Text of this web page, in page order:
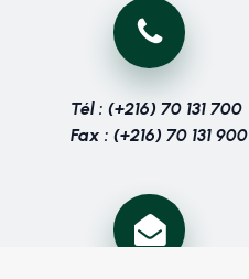
Tél : (+216) 70 131 700
Fax : (+216) 70 131 900